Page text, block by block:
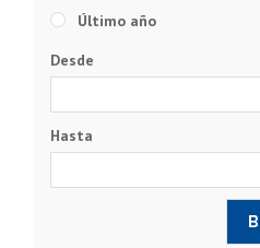
Último año
Desde
Hasta